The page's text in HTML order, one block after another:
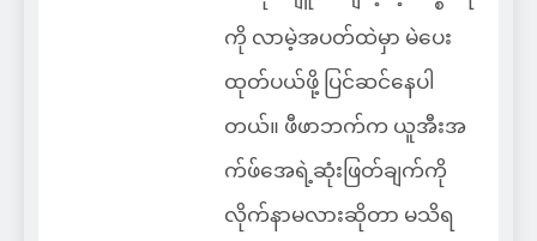
ကို လာမဲ့အပတ်ထဲမှာ မဲပေး
ထုတ်ပယ်ဖို့ ပြင်ဆင်နေပါ
တယ်။ ဖီဖာဘက်က ယူအီးအ
က်ဖ်အေရဲ့ဆုံးဖြတ်ချက်ကို
လိုက်နာမလားဆိုတာ မသိရ